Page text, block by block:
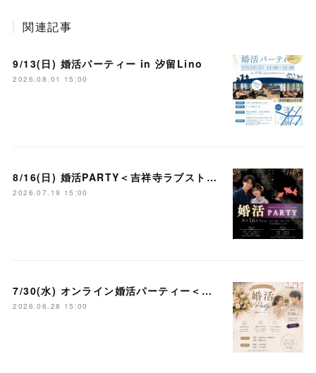
関連記事
9/13(日) 婚活パーティー in 汐留Lino
2026.08.01 15:00
8/16(日) 婚活PARTY＜吉祥寺ラブストーリー＞
2026.07.19 15:00
7/30(水) オンライン婚活パーティー＜大宮ラブストーリー＞
2026.06.28 15:00